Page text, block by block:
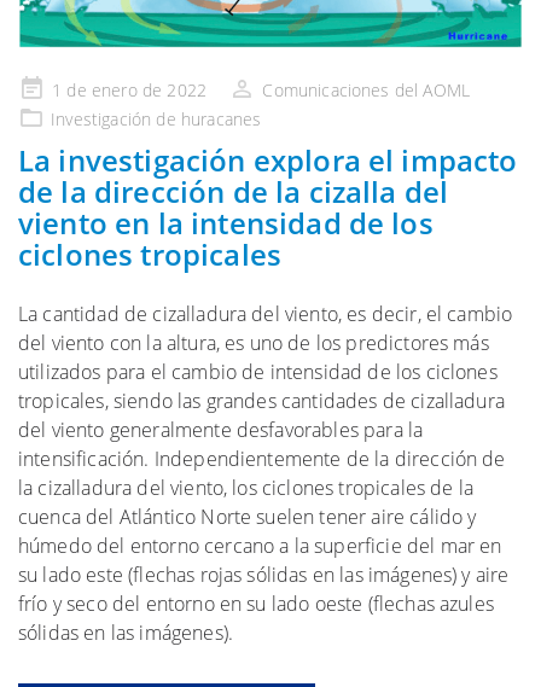
Publicado
en
1 de enero de 2022
Comunicaciones del AOML
Investigación de huracanes
La investigación explora el impacto
de la dirección de la cizalla del
viento en la intensidad de los
ciclones tropicales
La cantidad de cizalladura del viento, es decir, el cambio
del viento con la altura, es uno de los predictores más
utilizados para el cambio de intensidad de los ciclones
tropicales, siendo las grandes cantidades de cizalladura
del viento generalmente desfavorables para la
intensificación. Independientemente de la dirección de
la cizalladura del viento, los ciclones tropicales de la
cuenca del Atlántico Norte suelen tener aire cálido y
húmedo del entorno cercano a la superficie del mar en
su lado este (flechas rojas sólidas en las imágenes) y aire
frío y seco del entorno en su lado oeste (flechas azules
sólidas en las imágenes).